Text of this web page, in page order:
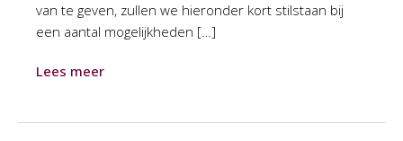
van te geven, zullen we hieronder kort stilstaan bij
een aantal mogelijkheden […]
Lees meer